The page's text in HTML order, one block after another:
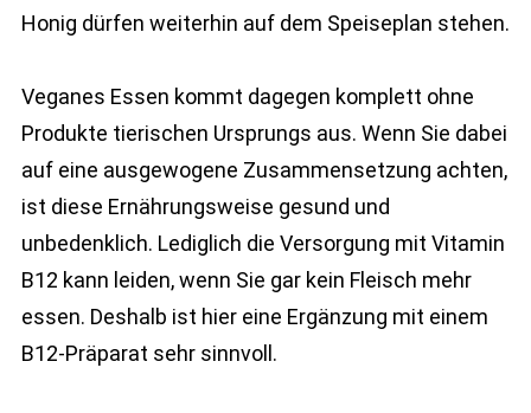
Honig dürfen weiterhin auf dem Speiseplan stehen.
Veganes Essen kommt dagegen komplett ohne
Produkte tierischen Ursprungs aus. Wenn Sie dabei
auf eine ausgewogene Zusammensetzung achten,
ist diese Ernährungsweise gesund und
unbedenklich. Lediglich die Versorgung mit Vitamin
B12 kann leiden, wenn Sie gar kein Fleisch mehr
essen. Deshalb ist hier eine Ergänzung mit einem
B12-Präparat sehr sinnvoll.